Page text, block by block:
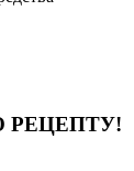
РЕЦЕПТУ!